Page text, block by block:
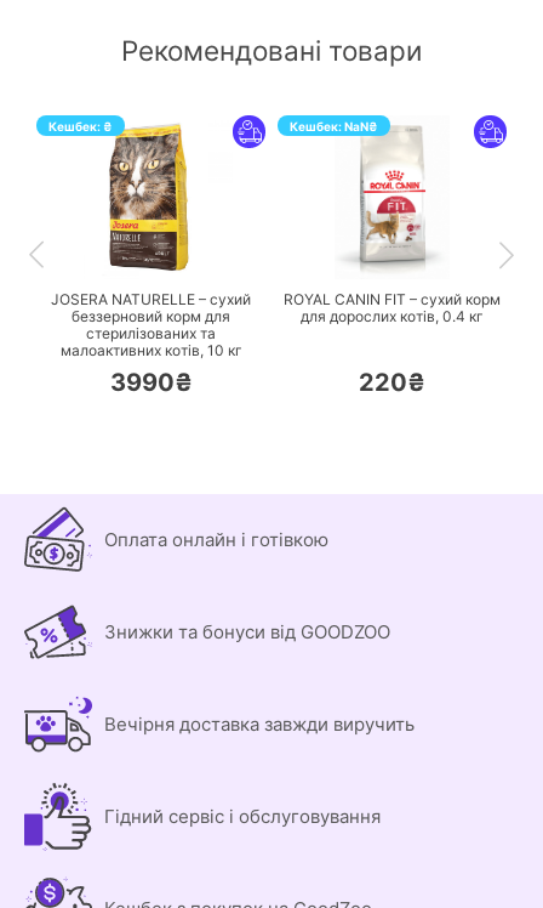
Рекомендовані товари
Кешбек: ₴
ПЕРЕЙТИ
JOSERA NATURELLE – сухий
беззерновий корм для
стерилізованих та
малоактивних котів, 10 кг
3990₴
Кешбек:NaN₴
ПЕРЕЙТИ
ROYAL CANIN FIT – сухий корм
для дорослих котів, 0.4 кг
220₴
Оплата онлайн і готівкою
Знижки та бонуси від GOODZOO
Вечірня доставка завжди виручить
Гідний сервіс і обслуговування